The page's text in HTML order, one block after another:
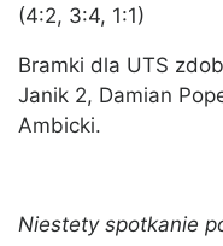
(4:2, 3:4, 1:1)
Bramki dla UTS
Janik 2, Damian
Ambicki.
Niestety spotkanie